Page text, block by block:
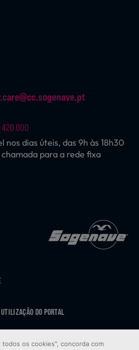
420 000
nos dias úteis, das 9h às 18h30
chamada para a rede fixa
DO PORTAL
todos os cookies", concorda com